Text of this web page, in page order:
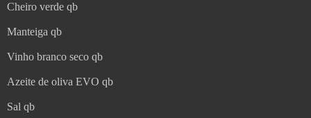
Cheiro verde qb
Manteiga qb
Vinho branco seco qb
Azeite de oliva EVO qb
Sal qb